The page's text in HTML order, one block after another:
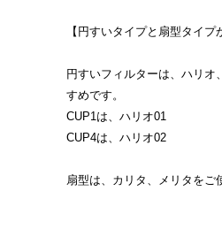
【円すいタイプと扇型タイプ
円すいフィルターは、ハリ
すめです。
CUP1は、ハリオ01
CUP4は、ハリオ02
扇型は、カリタ、メリタをご